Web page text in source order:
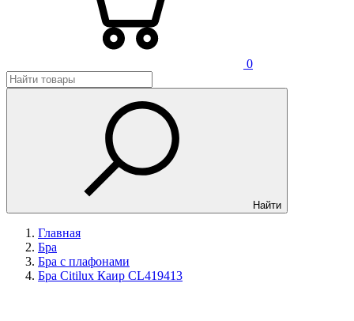
0
Найти
Главная
Бра
Бра с плафонами
Бра Citilux Каир CL419413